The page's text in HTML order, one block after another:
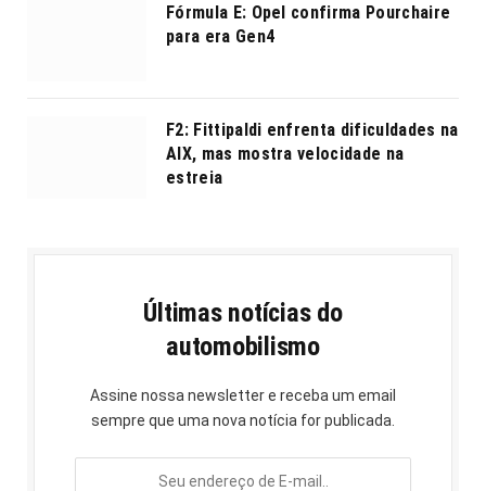
Fórmula E: Opel confirma Pourchaire
para era Gen4
F2: Fittipaldi enfrenta dificuldades na
AIX, mas mostra velocidade na
estreia
Últimas notícias do
automobilismo
Assine nossa newsletter e receba um email
sempre que uma nova notícia for publicada.